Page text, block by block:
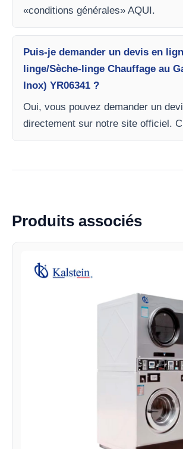
«conditions générales» AQUI.
Puis-je demander un devis en
linge/Sèche-linge Chauffage au
Inox) YR06341 ?
Oui, vous pouvez demander un
directement sur notre site officiel.
Produits associés